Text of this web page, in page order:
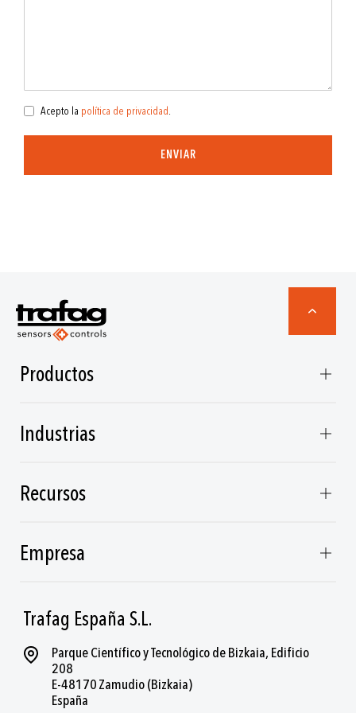
Acepto la política de privacidad.
ENVIAR
Trafag España S.L.
Parque Científico y Tecnológico de Bizkaia, Edificio
208
E-48170 Zamudio (Bizkaia)
España
Productos
Industrias
Recursos
Empresa